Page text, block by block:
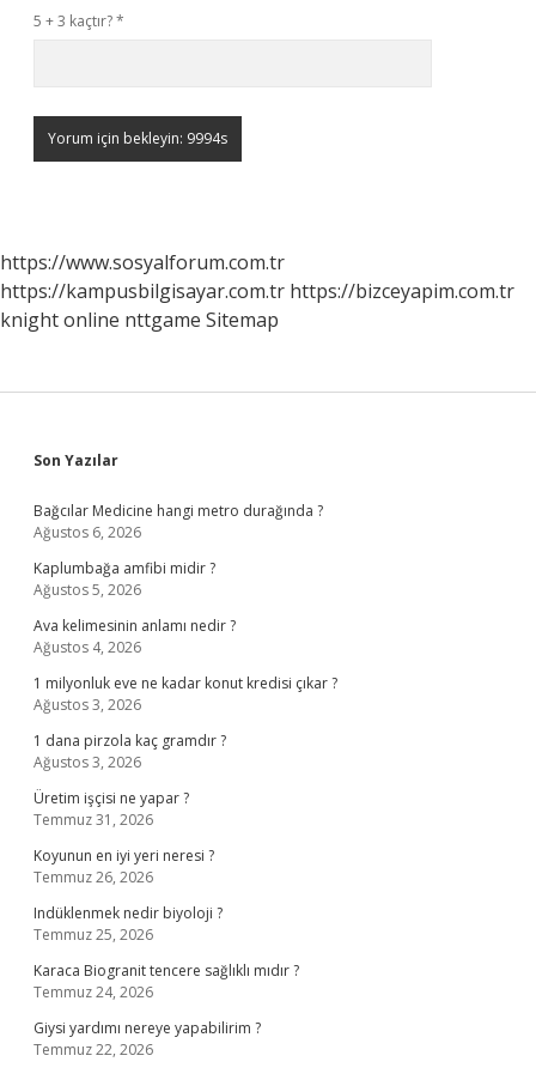
5 + 3 kaçtır?*
https://www.sosyalforum.com.tr
https://kampusbilgisayar.com.tr https://bizceyapim.com.tr
knight online nttgame Sitemap
Sidebar
Son Yazılar
Bağcılar Medicine hangi metro durağında ?
Ağustos 6, 2026
Kaplumbağa amfibi midir ?
Ağustos 5, 2026
Ava kelimesinin anlamı nedir ?
Ağustos 4, 2026
1 milyonluk eve ne kadar konut kredisi çıkar ?
Ağustos 3, 2026
1 dana pirzola kaç gramdır ?
Ağustos 3, 2026
Üretim işçisi ne yapar ?
Temmuz 31, 2026
Koyunun en iyi yeri neresi ?
Temmuz 26, 2026
Indüklenmek nedir biyoloji ?
Temmuz 25, 2026
Karaca Biogranit tencere sağlıklı mıdır ?
Temmuz 24, 2026
Giysi yardımı nereye yapabilirim ?
Temmuz 22, 2026